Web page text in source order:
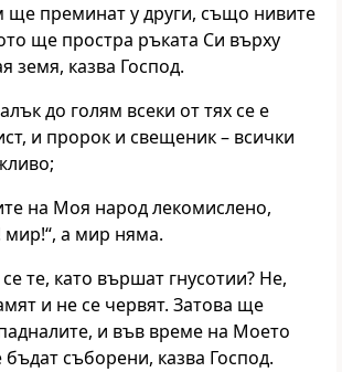
преминат у други, също нивите
ще простра ръката Си върху
земя, казва Господ.
до голям всеки от тях се е
и пророк и свещеник – всички
на Моя народ лекомислено,
а мир няма.
те, като вършат гнусотии? Не,
и не се червят. Затова ще
и във време на Моето
съборени, казва Господ.